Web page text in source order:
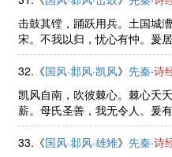
击鼓其镗，踊跃用兵。土国城
宋。不我以归，忧心有忡。爰
之下。死生契阔，与子成说。
我活兮。于嗟洵兮，不我信兮。
32.《国风·邶风·凯风》先秦·诗
凯风自南，吹彼棘心。棘心夭
薪。母氏圣善，我无令人。爰
劳苦。睍睆黄鸟，载好其音。
33.《国风·邶风·雄雉》先秦·诗